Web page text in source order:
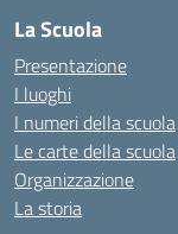
La Scuola
Presentazione
I luoghi
I numeri della scuola
Le carte della scuola
Organizzazione
La storia